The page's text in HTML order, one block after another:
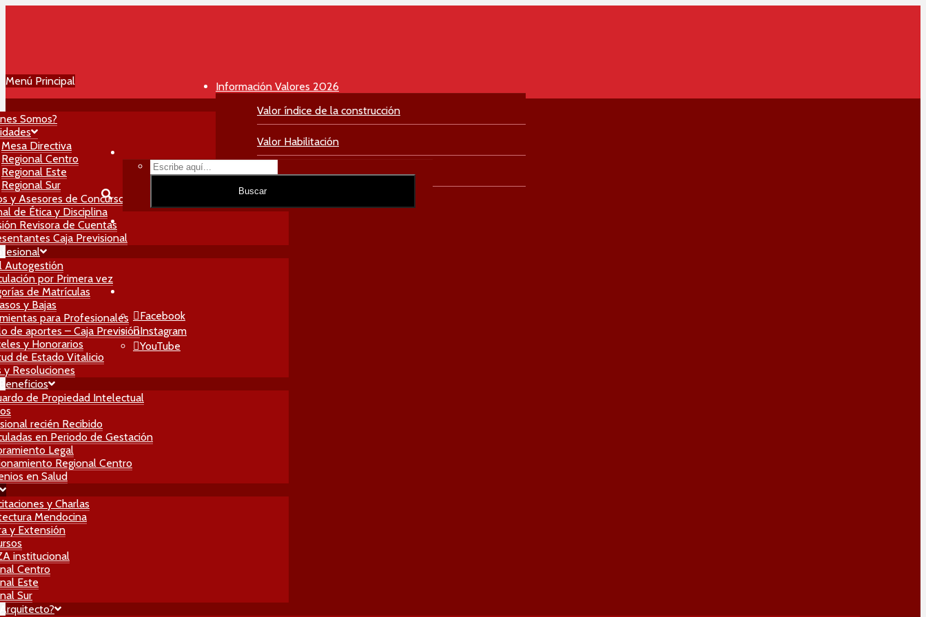
Información Valores 2026
Valor índice de la construcción
Valor Habilitación
Valor Matriculación
Buscar
Facebook
Instagram
YouTube
Menú Principal
Somos?
Mesa Directiva
Regional Centro
Regional Este
Regional Sur
y Asesores de Concursos
de Ética y Disciplina
Revisora de Cuentas
Caja Previsional
Autogestión
por Primera vez
de Matrículas
y Bajas
para Profesionales
de aportes – Caja Previsión
y Honorarios
de Estado Vitalicio
y Resoluciones
de Propiedad Intelectual
recién Recibido
en Periodo de Gestación
Legal
Regional Centro
en Salud
y Charlas
Mendocina
y Extensión
institucional
Centro
Este
Sur